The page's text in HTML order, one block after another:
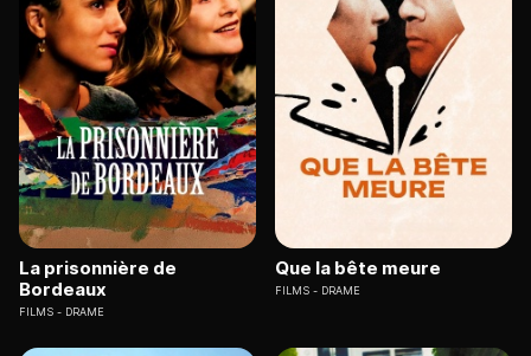
La prisonnière de
Bordeaux
FILMS DRAME
Que la bête meure
FILMS DRAME